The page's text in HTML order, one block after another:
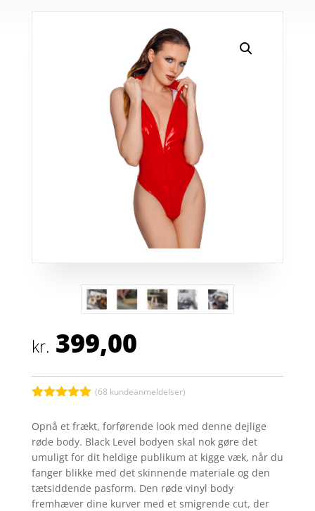
kr. 399,00
som
af 5
baseret på
kundebedøm
melser
(68 kundeanmeldelser)
Opnå et frækt, forførende look med denne dejlige
røde body. Black Level bodyen skal nok gøre det
umuligt for dit heldige publikum at kigge væk, når du
fanger blikke med det skinnende materiale og den
tætsiddende pasform. Den røde vinyl body
fremhæver dine kurver med et smigrende cut, der